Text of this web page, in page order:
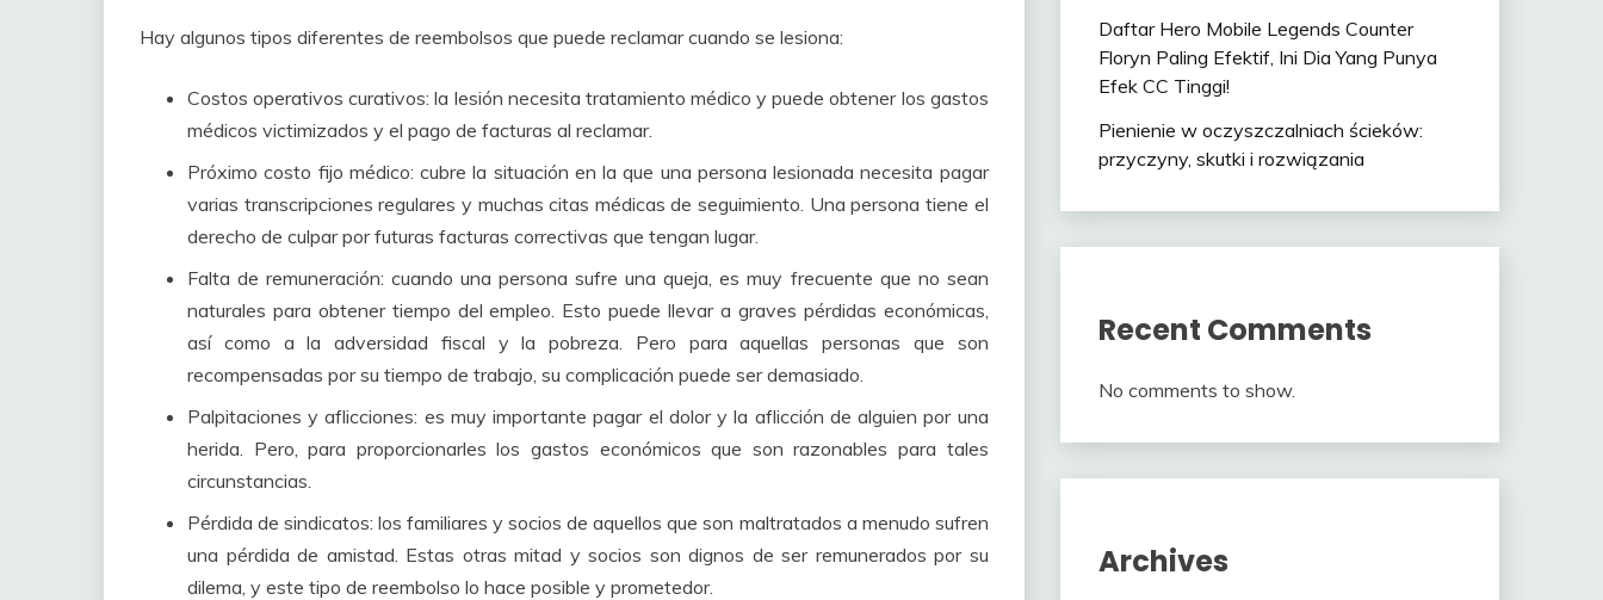
Hay algunos tipos diferentes de reembolsos que puede reclamar cuando se lesiona:
Costos operativos curativos: la lesión necesita tratamiento médico y puede obtener los gastos
médicos victimizados y el pago de facturas al reclamar.
Próximo costo fijo médico: cubre la situación en la que una persona lesionada necesita pagar
varias transcripciones regulares y muchas citas médicas de seguimiento. Una persona tiene el
derecho de culpar por futuras facturas correctivas que tengan lugar.
Falta de remuneración: cuando una persona sufre una queja, es muy frecuente que no sean
naturales para obtener tiempo del empleo. Esto puede llevar a graves pérdidas económicas,
así como a la adversidad fiscal y la pobreza. Pero para aquellas personas que son
recompensadas por su tiempo de trabajo, su complicación puede ser demasiado.
Palpitaciones y aflicciones: es muy importante pagar el dolor y la aflicción de alguien por una
herida. Pero, para proporcionarles los gastos económicos que son razonables para tales
circunstancias.
Pérdida de sindicatos: los familiares y socios de aquellos que son maltratados a menudo sufren
una pérdida de amistad. Estas otras mitad y socios son dignos de ser remunerados por su
dilema, y ​​este tipo de reembolso lo hace posible y prometedor.
Daftar Hero Mobile Legends Counter
Floryn Paling Efektif, Ini Dia Yang Punya
Efek CC Tinggi!
Pienienie w oczyszczalniach ścieków:
przyczyny, skutki i rozwiązania
Recent Comments
No comments to show.
Archives